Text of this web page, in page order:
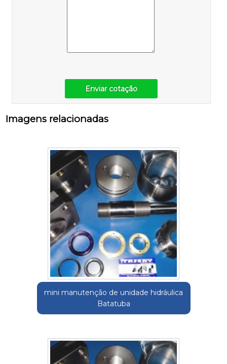
Enviar cotação
Imagens relacionadas
mini manutenção de unidade hidráulica
Batatuba